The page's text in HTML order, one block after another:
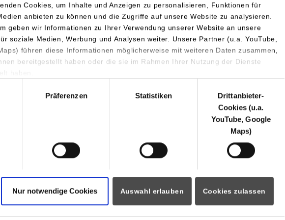
Cookies, um Inhalte und Anzeigen zu personalisieren, Funktionen für
anbieten zu können und die Zugriffe auf unsere Website zu analysieren.
geben wir Informationen zu Ihrer Verwendung unserer Website an unsere
soziale Medien, Werbung und Analysen weiter. Unsere Partner (u.a. YouTube,
führen diese Informationen möglicherweise mit weiteren Daten zusammen,
bereitgestellt haben oder die sie im Rahmen Ihrer Nutzung der Dienste
Präferenzen Statistiken
Drittanbieter-
Cookies (u.a.
YouTube, Google
Maps)
Nur notwendige Cookies Auswahl erlauben Cookies zulassen
Theoriephasen an der Dualen Hochschule Baden-Württemberg.
Vorlesungen sind aktuell zu besetzen
sind alle Stellen besetzt, es können sich aber kurzfristig Lücken ergeben. Falls